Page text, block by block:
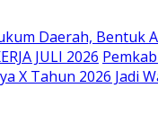
Daerah, Bentuk
JULI 2026
X Tahun 2026 Jadi